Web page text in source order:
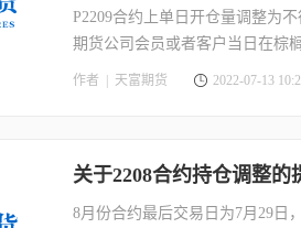
P2209合约上单日开仓量调整为
期货公司会员或者客户当日在棕
数量不受限制。具有实际控制关
作者 | 天富期货 2022-07-13
关于2208合约持仓调整的
8月份合约最后交易日为7月29日